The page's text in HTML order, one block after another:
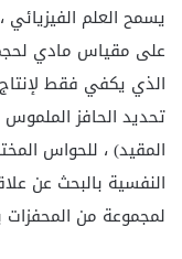
يسمح العلم
على مقياس مادي
الذي يكفي فقط
تحديد الحافز الملموس
المقيد) ، للحواس
النفسية بالبحث عن
لمجموعة من